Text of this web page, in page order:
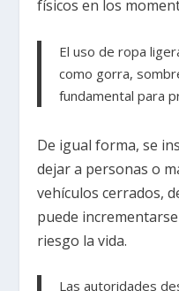
físicos en los
El uso de ropa
como gorra,
fundamental para
De igual forma, se
dejar a personas o
vehículos cerrados,
puede
riesgo la vida.
Las autoridades